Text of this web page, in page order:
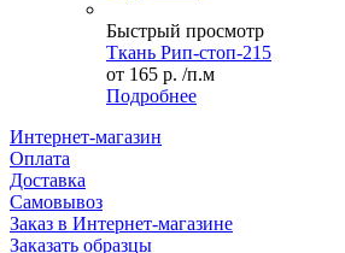
Быстрый просмотр
Ткань Рип-стоп-215
от 165 р. /п.м
Подробнее
Интернет-магазин
Оплата
Доставка
Самовывоз
Заказ в Интернет-магазине
Заказать образцы